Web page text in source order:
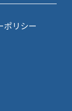
ポリシー